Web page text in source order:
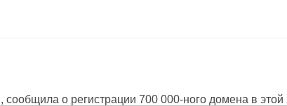
о регистрации 700 000-ного домена в этой